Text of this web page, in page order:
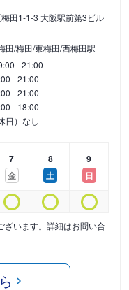
田1-1-3 大阪駅前第3ビル
田/梅田/東梅田/西梅田駅
- 21:00
- 21:00
- 21:00
- 18:00
日）なし
7
金
8
土
9
日
ざいます。詳細はお問い合